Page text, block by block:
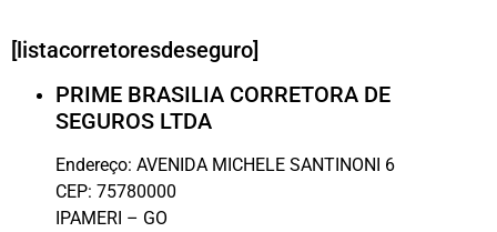
[listacorretoresdeseguro]
PRIME BRASILIA CORRETORA DE
SEGUROS LTDA
Endereço: AVENIDA MICHELE SANTINONI 6
CEP: 75780000
IPAMERI – GO